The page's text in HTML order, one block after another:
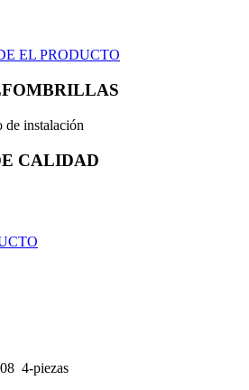
EL PRODUCTO
de instalación
CALIDAD
4-piezas